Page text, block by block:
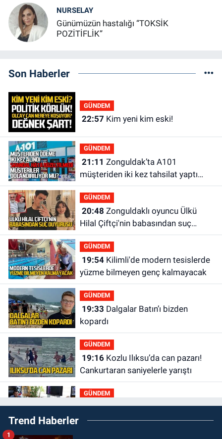
NURSELAY
Günümüzün hastalığı “TOKSİK
POZİTİFLİK”
Son Haberler
GÜNDEM
22:57 Kim yeni kim eski!
GÜNDEM
21:11
müşteriden iki kez tahsilat yaptı
geri ödemiyor!
GÜNDEM
20:48
Hilal Çiftçi'nin babasından suç
duyurusu
GÜNDEM
19:54Kilimli'de modern tesislerde
yüzme bilmeyen genç kalmayacak
GÜNDEM
19:33
kopardı
GÜNDEM
19:16Kozlu Ilıksu’da can pazarı!
Cankurtaran saniyelerle yarıştı
GÜNDEM
19:01Çaycumalılar Derneği
Başkanı Savaş Çiloğlu GMİS
Trend Haberler
1